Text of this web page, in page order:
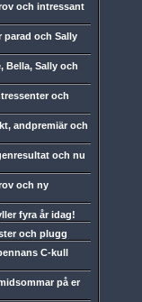
och intressant
parad och Sally
Bella, Sally och
och
andpremiär och
och nu
och ny
fyra år idag!
och plugg
C-kull
på er